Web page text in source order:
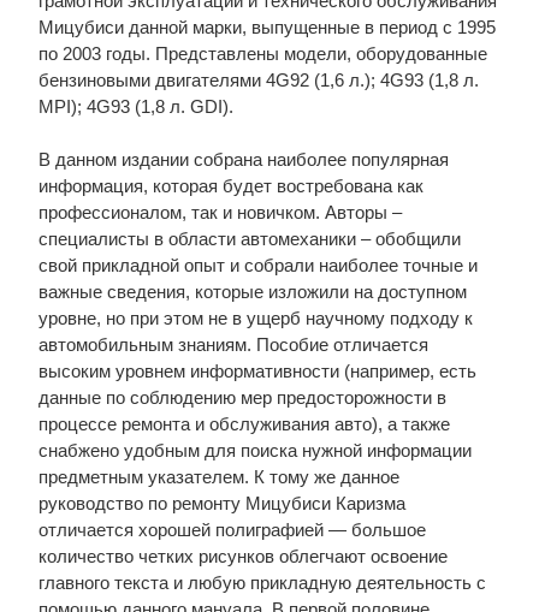
Мицубиси данной марки, выпущенные в период с 1995
по 2003 годы. Представлены модели, оборудованные
бензиновыми двигателями 4G92 (1,6 л.); 4G93 (1,8 л.
MPI); 4G93 (1,8 л. GDI).
В данном издании собрана наиболее популярная
информация, которая будет востребована как
профессионалом, так и новичком. Авторы –
специалисты в области автомеханики – обобщили
свой прикладной опыт и собрали наиболее точные и
важные сведения, которые изложили на доступном
уровне, но при этом не в ущерб научному подходу к
автомобильным знаниям. Пособие отличается
высоким уровнем информативности (например, есть
данные по соблюдению мер предосторожности в
процессе ремонта и обслуживания авто), а также
снабжено удобным для поиска нужной информации
предметным указателем. К тому же данное
руководство по ремонту Мицубиси Каризма
отличается хорошей полиграфией — большое
количество четких рисунков облегчают освоение
главного текста и любую прикладную деятельность с